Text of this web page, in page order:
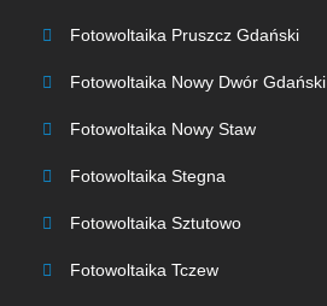
Fotowoltaika Pruszcz Gdański
Fotowoltaika Nowy Dwór Gdański
Fotowoltaika Nowy Staw
Fotowoltaika Stegna
Fotowoltaika Sztutowo
Fotowoltaika Tczew